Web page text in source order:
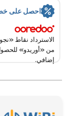
احصل على
الاسترداد نقاط
من «أوريدو»
إضافي.